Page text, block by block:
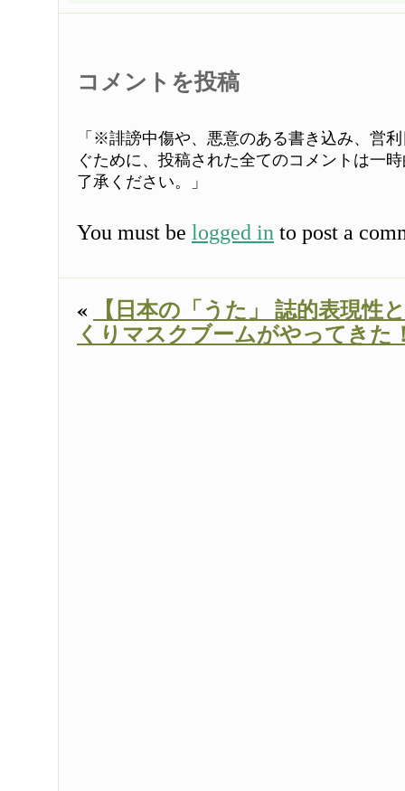
コメントを投稿
「※誹謗中傷や、悪意のある書き込み、営
ぐために、投稿された全てのコメントは一
了承ください。」
You must be logged in to post a
« 【日本の「うた」 誌的表現性
くりマスクブームがやってきた